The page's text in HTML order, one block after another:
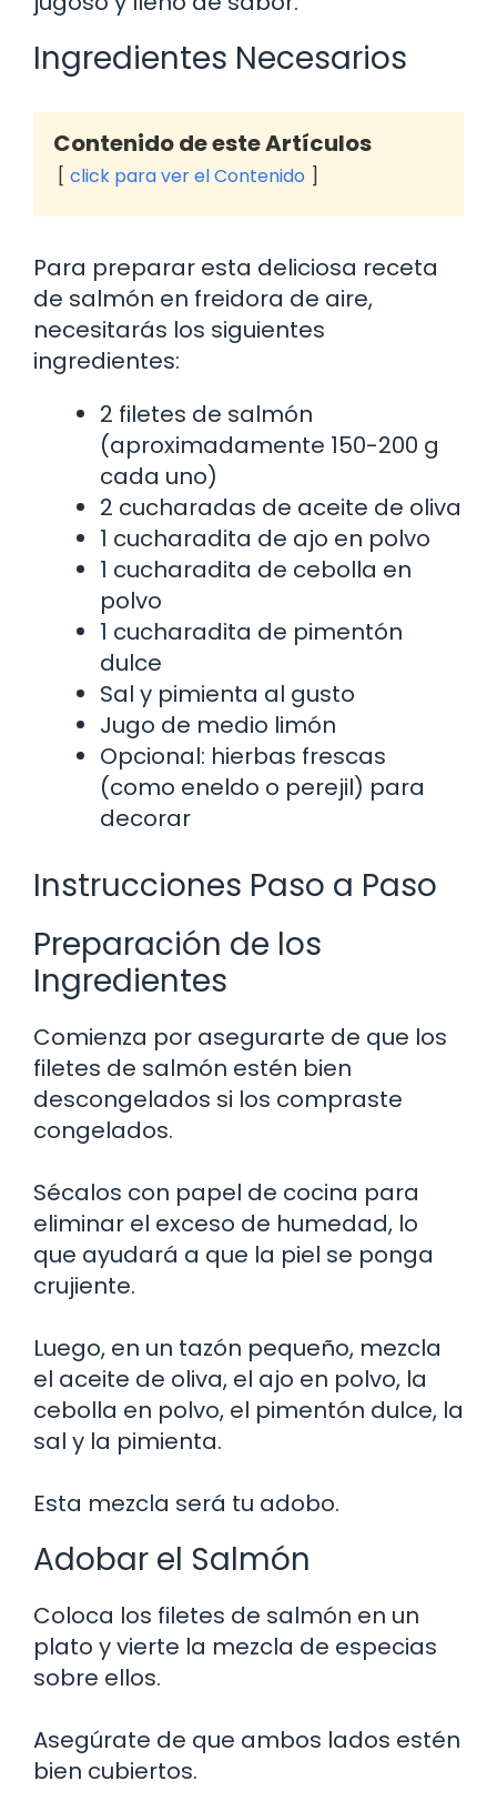
Ingredientes Necesarios
Contenido de este Artículos
click para ver el Contenido
Para preparar esta deliciosa receta
de salmón en freidora de aire,
necesitarás los siguientes
ingredientes:
2 filetes de salmón
(aproximadamente 150-200 g
cada uno)
2 cucharadas de aceite de oliva
1 cucharadita de ajo en polvo
1 cucharadita de cebolla en
polvo
1 cucharadita de pimentón
dulce
Sal y pimienta al gusto
Jugo de medio limón
Opcional: hierbas frescas
(como eneldo o perejil) para
decorar
Instrucciones Paso a Paso
Preparación de los
Ingredientes
Comienza por asegurarte de que los
filetes de salmón estén bien
descongelados si los compraste
congelados.
Sécalos con papel de cocina para
eliminar el exceso de humedad, lo
que ayudará a que la piel se ponga
crujiente.
Luego, en un tazón pequeño, mezcla
el aceite de oliva, el ajo en polvo, la
cebolla en polvo, el pimentón dulce, la
sal y la pimienta.
Esta mezcla será tu adobo.
Adobar el Salmón
Coloca los filetes de salmón en un
plato y vierte la mezcla de especias
sobre ellos.
Asegúrate de que ambos lados estén
bien cubiertos.